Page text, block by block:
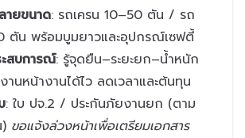
ยขนาด: รถเครน 10–50 ตัน / รถ
ตัน พร้อมบูมยาวและอุปกรณ์เซฟตี้
สบการณ์: รู้จุดยืน–ระยะยก–น้ำหนัก
นหน้างานได้ไว ลดเวลาและต้นทุน
: ใบ ปจ.2 / ประกันภัยงานยก (ตาม
ขอแจ้งล่วงหน้าเพื่อเตรียมเอกสาร